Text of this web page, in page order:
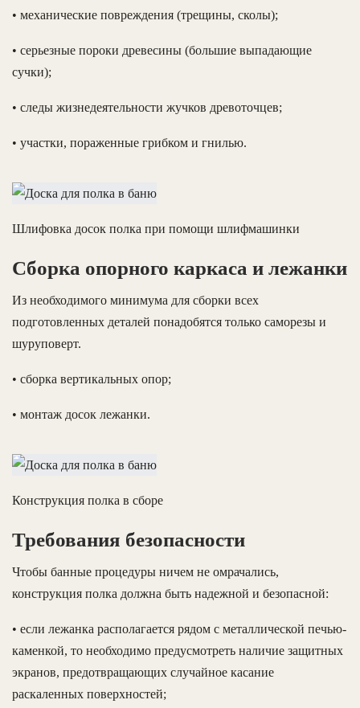
• механические повреждения (трещины, сколы);
• серьезные пороки древесины (большие выпадающие
сучки);
• следы жизнедеятельности жучков древоточцев;
• участки, пораженные грибком и гнилью.
Шлифовка досок полка при помощи шлифмашинки
Сборка опорного каркаса и лежанки
Из необходимого минимума для сборки всех
подготовленных деталей понадобятся только саморезы и
шуруповерт.
• сборка вертикальных опор;
• монтаж досок лежанки.
Конструкция полка в сборе
Требования безопасности
Чтобы банные процедуры ничем не омрачались,
конструкция полка должна быть надежной и безопасной:
• если лежанка располагается рядом с металлической печью-
каменкой, то необходимо предусмотреть наличие защитных
экранов, предотвращающих случайное касание
раскаленных поверхностей;